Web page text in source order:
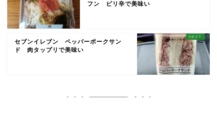
フン ピリ辛で美味い
セブンイレブン ペッパーポークサン
ド 肉タップリで美味い